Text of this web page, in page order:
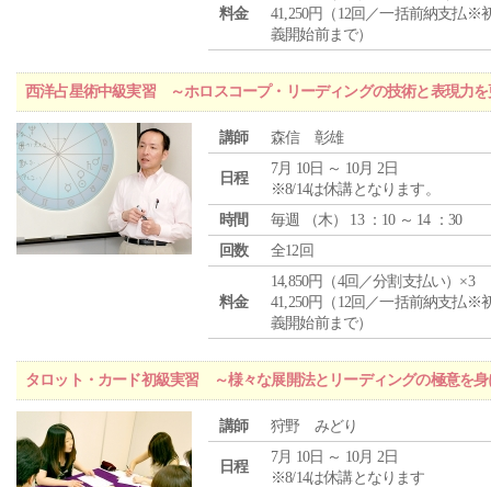
料金
41,250円（12回／一括前納支払※
義開始前まで）
西洋占星術中級実習 ～ホロスコープ・リーディングの技術と表現力
講師 森信 彰雄
日程
7月 10日 ～ 10月 2日
※8/14は休講となります。
時間
毎週 （木） 13 ：10 ～ 14 ：30
回数
全12回
料金
14,850円（4回／分割支払い）×3
41,250円（12回／一括前納支払※
義開始前まで）
タロット・カード初級実習 ～様々な展開法とリーディングの極意を身
講師 狩野 みどり
日程
7月 10日 ～ 10月 2日
※8/14は休講となります